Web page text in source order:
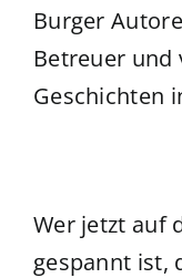
Burger
Betreuer
Geschichten
Wer jetzt auf
gespannt ist,